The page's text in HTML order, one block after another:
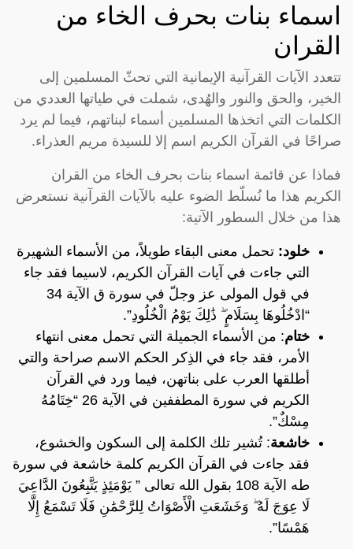
اسماء بنات بحرف الخاء من
القران
تتعدد الآيات القرآنية الإيمانية التي تحثّ المسلمين إلى
الخير، والحق والنور والهُدى، شملت في طياتها العددي من
الكلمات التي اتخذها المسلمين أسماء لبناتهم، فيما لم يرد
صراحًا في القرآن الكريم اسم إلا للسيدة مريم العذراء.
فماذا عن قائمة اسماء بنات بحرف الخاء من القران
الكريم هذا ما نُسلّط الضوء عليه بالآيات القرآنية نستعرض
هذا من خلال السطور الآتية:
خلود: تحمل معنى البقاء طويلاً، من الأسماء الشهيرة
التي جاءت في آيات القرآن الكريم، لاسيما فقد جاء
في قول المولى عز وجلّ في سورة ق الآية 34
“ادْخُلُوهَا بِسَلَامٍ ۖ ذَٰلِكَ يَوْمُ الْخُلُودِ”.
ختام: من الأسماء الجميلة التي تحمل معنى انتهاء
الأمر، فقد جاء في الذِكر الحكم الاسم صراحة والتي
أطلقها العرب على بناتهن، فيما ورد في القرآن
الكريم في سورة المطففين في الآية 26 “خِتَامُهُ
مِسْكٌ”.
خاشعة: تُشير تلك الكلمة إلى السكون والخشوع،
فقد جاءت في القرآن الكريم كلمة خاشعة في سورة
طه الآية 108 بقول الله تعالى ” يَوْمَئِذٍ يَتَّبِعُونَ الدَّاعِيَ
لَا عِوَجَ لَهُ ۖ وَخَشَعَتِ الْأَصْوَاتُ لِلرَّحْمَٰنِ فَلَا تَسْمَعُ إِلَّا
هَمْسًا”.